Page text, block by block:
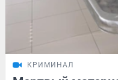
КРИМИНАЛ